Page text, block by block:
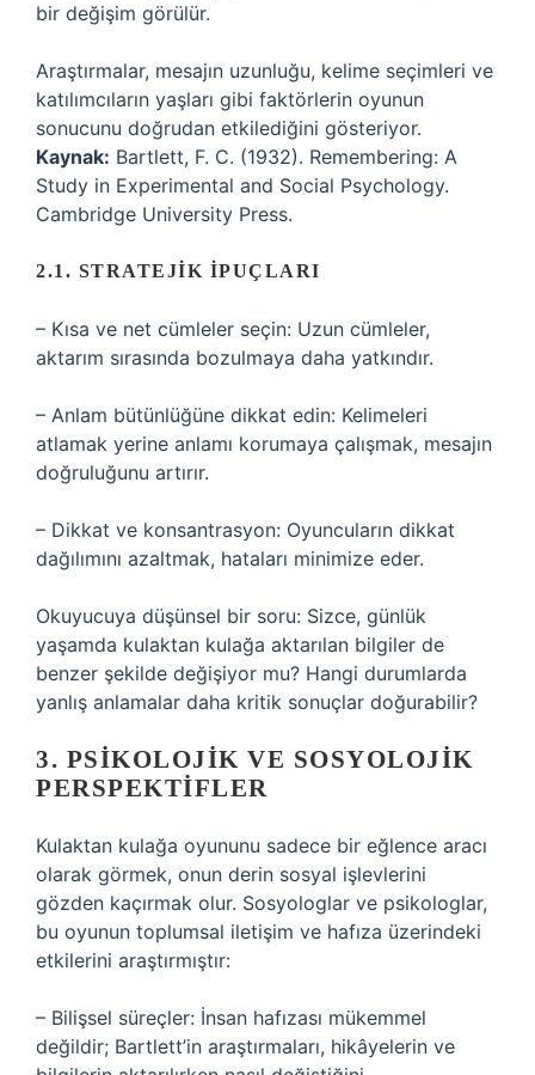
bir değişim görülür.
Araştırmalar, mesajın uzunluğu, kelime seçimleri ve
katılımcıların yaşları gibi faktörlerin oyunun
sonucunu doğrudan etkilediğini gösteriyor.
Kaynak: Bartlett, F. C. (1932). Remembering: A
Study in Experimental and Social Psychology.
Cambridge University Press.
2.1. STRATEJIK İPUÇLARI
– Kısa ve net cümleler seçin: Uzun cümleler,
aktarım sırasında bozulmaya daha yatkındır.
– Anlam bütünlüğüne dikkat edin: Kelimeleri
atlamak yerine anlamı korumaya çalışmak, mesajın
doğruluğunu artırır.
– Dikkat ve konsantrasyon: Oyuncuların dikkat
dağılımını azaltmak, hataları minimize eder.
Okuyucuya düşünsel bir soru: Sizce, günlük
yaşamda kulaktan kulağa aktarılan bilgiler de
benzer şekilde değişiyor mu? Hangi durumlarda
yanlış anlamalar daha kritik sonuçlar doğurabilir?
3. PSIKOLOJIK VE SOSYOLOJIK
PERSPEKTIFLER
Kulaktan kulağa oyununu sadece bir eğlence aracı
olarak görmek, onun derin sosyal işlevlerini
gözden kaçırmak olur. Sosyologlar ve psikologlar,
bu oyunun toplumsal iletişim ve hafıza üzerindeki
etkilerini araştırmıştır:
– Bilişsel süreçler: İnsan hafızası mükemmel
değildir; Bartlett’in araştırmaları, hikâyelerin ve